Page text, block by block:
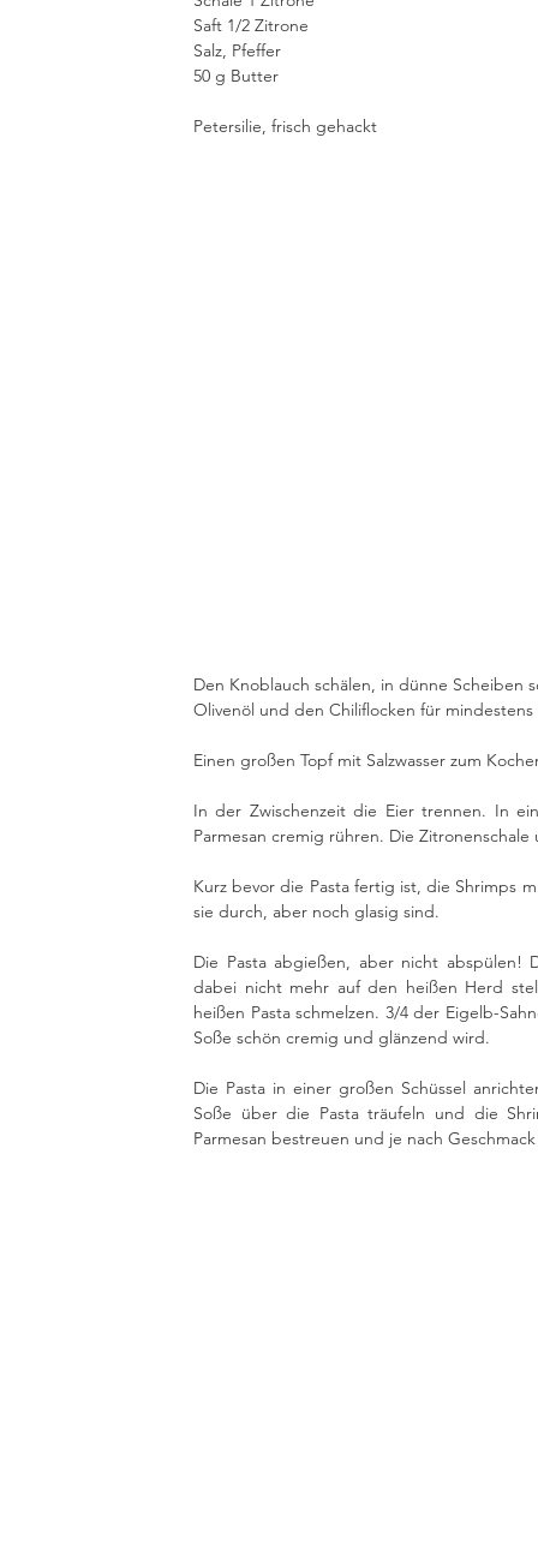
Saft 1/2 Zitrone
Salz, Pfeffer
50 g Butter
Petersilie, frisch gehackt
Den Knoblauch schälen, in dünne
Olivenöl und den Chiliflocken für
Einen großen Topf mit Salzwasser zum
In der Zwischenzeit die Eier trennen. In
Parmesan cremig rühren. Die
Kurz bevor die Pasta fertig ist, die Shrimps
sie durch, aber noch glasig sind.
Die Pasta abgießen, aber nicht
dabei nicht mehr auf den heißen Herd
heißen Pasta schmelzen. 3/4 der Eigelb-
Soße schön cremig und glänzend wird.
Die Pasta in einer großen Schüssel
Soße über die Pasta träufeln und die
Parmesan bestreuen und je nach